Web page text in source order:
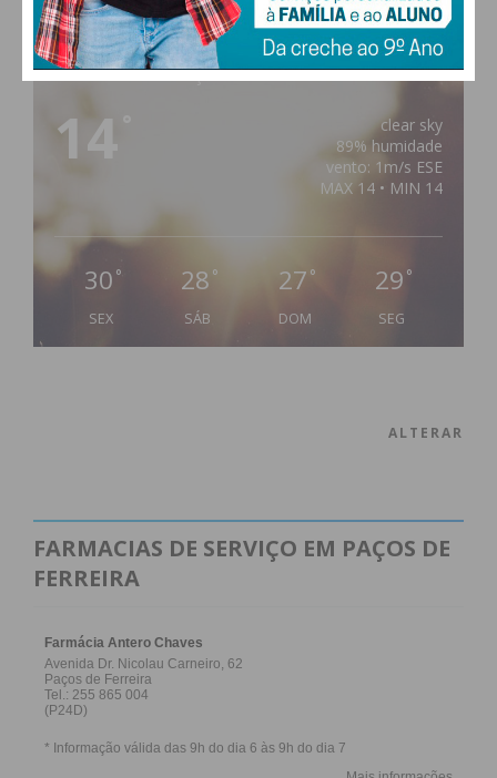
PAÇOS DE FERREIRA
14
clear sky
89% humidade
vento: 1m/s ESE
MAX 14 • MIN 14
30 °
SEX
28 °
SÁB
27 °
DOM
29 °
SEG
ALTERAR
FARMACIAS DE SERVIÇO EM PAÇOS DE
FERREIRA